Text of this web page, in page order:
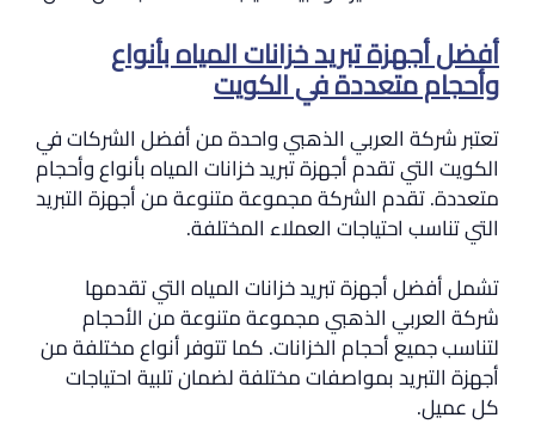
أفضل أجهزة تبريد خزانات المياه بأنواع
وأحجام متعددة في الكويت
تعتبر شركة العربي الذهبي واحدة من أفضل الشركات في
الكويت التي تقدم أجهزة تبريد خزانات المياه بأنواع وأحجام
متعددة. تقدم الشركة مجموعة متنوعة من أجهزة التبريد
التي تناسب احتياجات العملاء المختلفة.
تشمل أفضل أجهزة تبريد خزانات المياه التي تقدمها
شركة العربي الذهبي مجموعة متنوعة من الأحجام
لتناسب جميع أحجام الخزانات. كما تتوفر أنواع مختلفة من
أجهزة التبريد بمواصفات مختلفة لضمان تلبية احتياجات
كل عميل.